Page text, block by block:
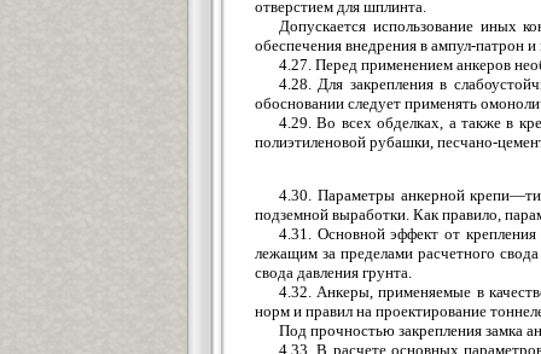
отверстием для шплинта.
Допускается использование иных
обеспечения внедрения в ампул-патрон
4.27. Перед применением анкеров
4.28. Для закрепления в
обосновании следует применять
4.29. Во всех обделках, а также в
полиэтиленовой рубашки, песчано-
4.30. Параметры анкерной
подземной выработки. Как правило,
4.31. Основной эффект от
лежащим за пределами расчетного
свода давления грунта.
4.32. Анкеры, применяемые в
норм и правил на проектирование
Под прочностью закрепления замка
4.33. В расчете основных